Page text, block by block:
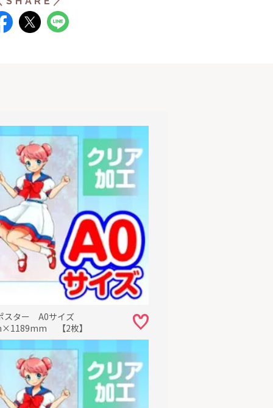
スター A0サイズ
【2枚】